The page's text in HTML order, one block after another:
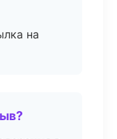
на